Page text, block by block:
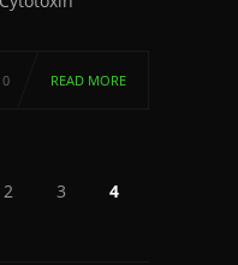
READ MORE
2 3
4